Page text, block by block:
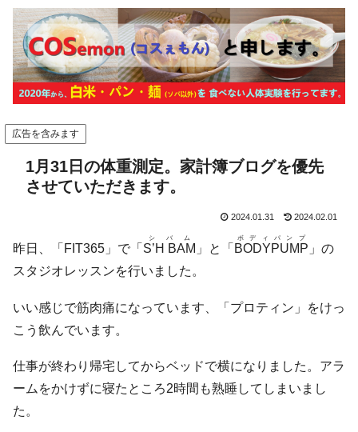
広告を含みます
1月31日の体重測定。家計簿ブログを優先
させていただきます。
2024.01.31 2024.02.01
昨日、「FIT365」で「 S’H BAM
シバム
」と「 BODYPUMP
ボディパンプ
」の
スタジオレッスンを行いました。
いい感じで筋肉痛になっています、「プロティン」をけっ
こう飲んでいます。
仕事が終わり帰宅してからベッドで横になりました。アラ
ームをかけずに寝たところ2時間も熟睡してしまいまし
た。